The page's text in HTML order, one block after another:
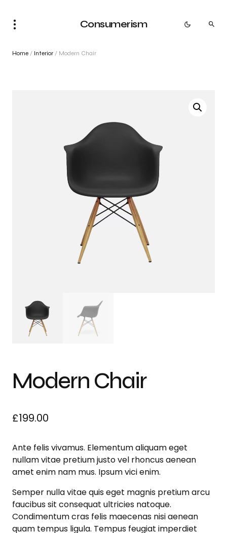
Consumerism
Home / Interior / Modern Chair
Modern Chair
£199.00
Ante felis vivamus. Elementum aliquam eget
nullam vitae pretium justo vel rhoncus aenean
amet enim nam mus. Ipsum vici enim.
Semper nulla vitae quis eget magnis pretium arcu
faucibus sit consequat ultricies natoque.
Condimentum cras felis maecenas nisi aenean
quam tempus ligula. Tempus feugiat imperdiet